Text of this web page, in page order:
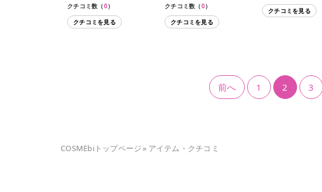
クチコミ数（0）
クチコミを見る
クチコミ数（0）
クチコミを見る
クチコミを見る
前へ 1 2 3
COSMEbiトップページ» アイテム・クチコミ